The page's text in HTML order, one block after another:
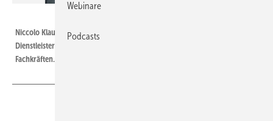
Niccolo Klaus ist Managing Partner bei Climatetech Talents. Der Berliner
Dienstleister unterstützt Unternehmen bei der Suche nach geeigneten
Fachkräften.
Webinare
Podcasts